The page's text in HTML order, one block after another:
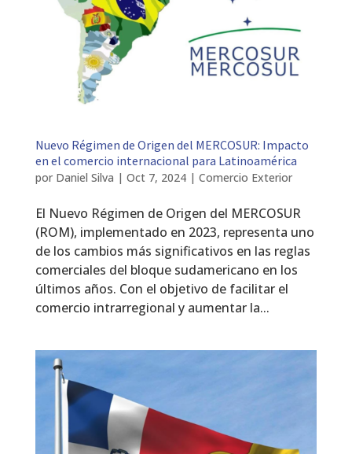
Nuevo Régimen de Origen del MERCOSUR: Impacto
en el comercio internacional para Latinoamérica
por Daniel Silva | Oct 7, 2024| Comercio Exterior
El Nuevo Régimen de Origen del MERCOSUR
(ROM), implementado en 2023, representa uno
de los cambios más significativos en las reglas
comerciales del bloque sudamericano en los
últimos años. Con el objetivo de facilitar el
comercio intrarregional y aumentar la...